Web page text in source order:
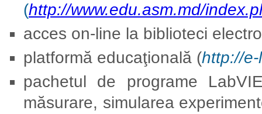
(http://www.edu.asm.md/
acces on-line la biblioteci
platformă educaţională (http://
pachetul de programe
măsurare, simularea